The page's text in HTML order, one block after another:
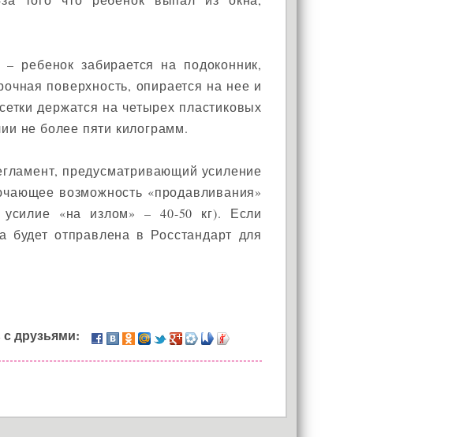
1000 рублей!
ребенок забирается на подоконник,
поверхность, опирается на нее и
держатся на четырех пластиковых
не более пяти килограмм.
предусматривающий усиление
возможность «продавливания»
усилие «на излом» – 40-50 кг). Если
будет отправлена в Росстандарт для
друзьями: